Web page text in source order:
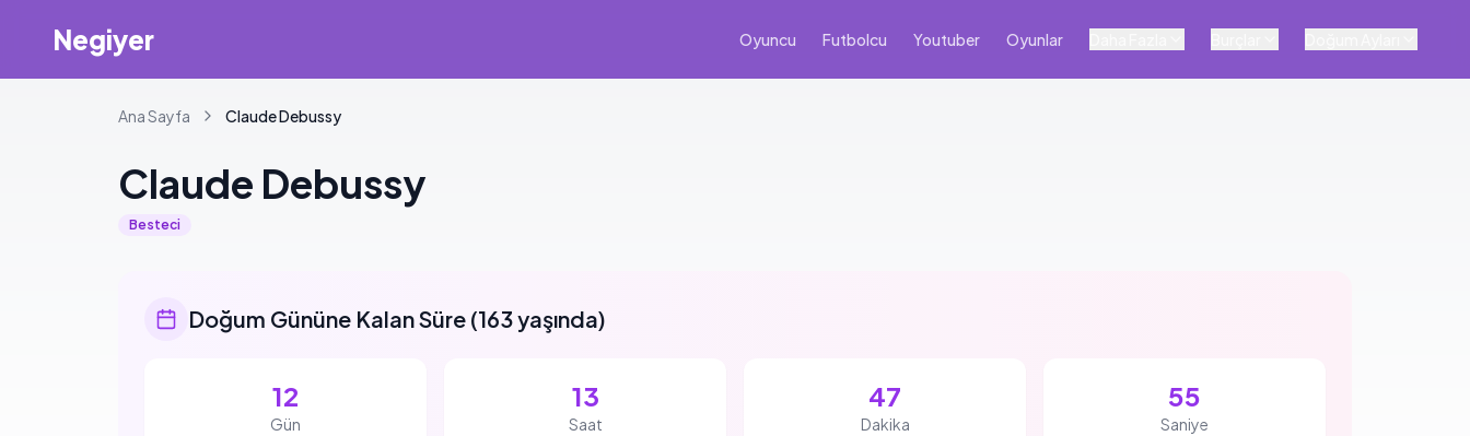
Negiyer Oyuncu Futbolcu Youtuber Oyunlar
Ana Sayfa ClaudeDebussy
Claude Debussy
Besteci
Doğum Gününe Kalan Süre (163 yaşında)
12
Gün
13
Saat
47
Dakika
54
Saniye